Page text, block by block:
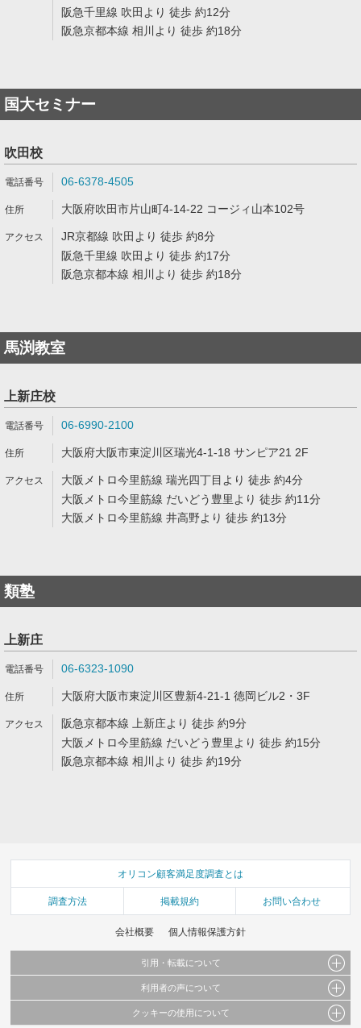
阪急千里線 吹田より 徒歩 約12分
阪急京都本線 相川より 徒歩 約18分
国大セミナー
吹田校
06-6378-4505
大阪府吹田市片山町4-14-22 コージィ山本102号
JR京都線 吹田より 徒歩 約8分
阪急千里線 吹田より 徒歩 約17分
阪急京都本線 相川より 徒歩 約18分
馬渕教室
上新庄校
06-6990-2100
大阪府大阪市東淀川区瑞光4-1-18 サンピア21 2F
大阪メトロ今里筋線 瑞光四丁目より 徒歩 約4分
大阪メトロ今里筋線 だいどう豊里より 徒歩 約11分
大阪メトロ今里筋線 井高野より 徒歩 約13分
類塾
上新庄
06-6323-1090
大阪府大阪市東淀川区豊新4-21-1 徳岡ビル2・3F
阪急京都本線 上新庄より 徒歩 約9分
大阪メトロ今里筋線 だいどう豊里より 徒歩 約15分
阪急京都本線 相川より 徒歩 約19分
オリコン顧客満足度調査とは
調査方法 掲載規約 お問い合わせ
会社概要 個人情報保護方針
引用・転載について
当サイトで公開されている情報（文字、写真、イラスト、画像データ等）及びこれらの配
これらの情報を権利者の許可なく無断転載・複製などの二次利用を行うことは固く禁じて
利用者の声について
当サイトに掲載している内容はすべてサービスの利用者が提出された見解・感想です。
クッキーの使用について